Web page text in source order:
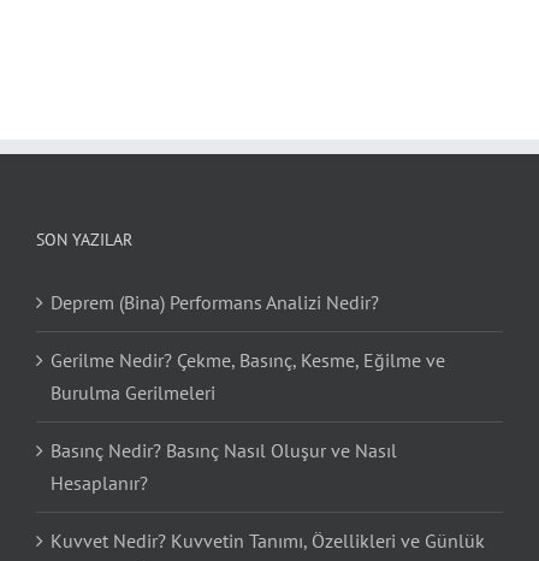
SON YAZILAR
Deprem (Bina) Performans Analizi Nedir?
Gerilme Nedir? Çekme, Basınç, Kesme, Eğilme ve
Burulma Gerilmeleri
Basınç Nedir? Basınç Nasıl Oluşur ve Nasıl
Hesaplanır?
Kuvvet Nedir? Kuvvetin Tanımı, Özellikleri ve Günlük